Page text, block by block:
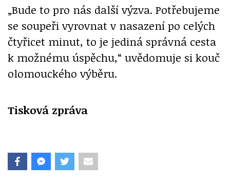
„Bude to pro nás další výzva. Potřebujeme
se soupeři vyrovnat v nasazení po celých
čtyřicet minut, to je jediná správná cesta
k možnému úspěchu,“ uvědomuje si kouč
olomouckého výběru.
Tisková zpráva